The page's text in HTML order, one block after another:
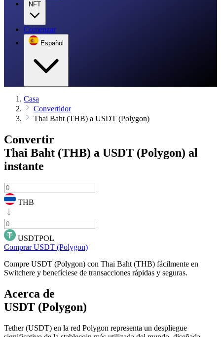
NFT
Comenzar
Español
Casa
Convertidor
Thai Baht (THB) a USDT (Polygon)
Convertir
Thai Baht (THB) a USDT (Polygon) al
instante
THB
USDTPOL
Comprar USDT (Polygon)
Compre USDT (Polygon) con Thai Baht (THB) fácilmente en
Switchere y benefíciese de transacciones rápidas y seguras.
Acerca de
USDT (Polygon)
Tether (USDT) en la red Polygon representa un despliegue